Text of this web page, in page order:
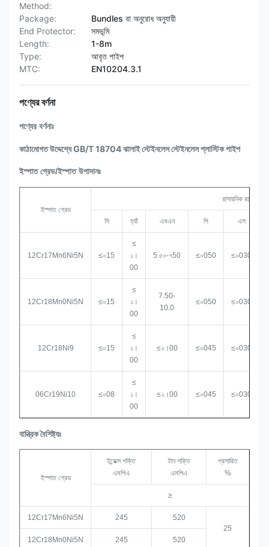
Method:
Package:
Bundles বা অনুরোধ অনুযায়ী
End Protector:
সমভূমি
Length:
1-8m
Type:
আবৃত পাইপ
MTC:
EN10204.3.1
পণ্যের বর্ণনা
পণ্যের বর্ণনাঃ
কাঠামোগত উদ্দেশ্যে GB/T 18704 ঝালাই স্টেইনলেস স্টেইনলেস প্লাস্টিক পাইপ
ইস্পাত গ্রেড/ইস্পাত উপাদানঃ
ইস্পাত গ্রেড
রাসায়নিক রচনা %
সি হ্যাঁ এমএন পি এস
12Cr17Mn6Ni5N ≤০15
≤
১।
00
5.৫০-৭50 ≤০050 ≤০030
12Cr18Mn0Ni5N ≤০15
≤
১।
00
7.50-
10.0
≤০050 ≤০030
12Cr18Ni9 ≤০15
≤
১।
00
≤২।00 ≤০045 ≤০030
06Cr19Ni10 ≤০08
≤
১।
00
≤২।00 ≤০045 ≤০030
যান্ত্রিক বৈশিষ্ট্যঃ
ইস্পাত গ্রেড
ইন্ডেক্স শক্তি
এমপিএ
টান শক্তি
এমপিএ
প্রসারিত
%
≥
12Cr17Mn6Ni5N 245
520
25
12Cr18Mn0Ni5N
245 520